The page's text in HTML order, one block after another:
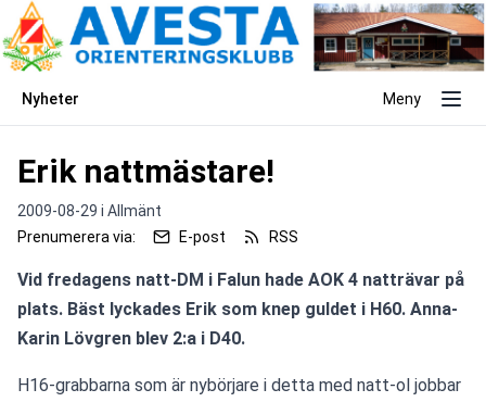
Nyheter Meny
Erik nattmästare!
2009-08-29 i Allmänt
Prenumerera via:
E-post RSS
Vid fredagens natt-DM i Falun hade AOK 4 natträvar på
plats. Bäst lyckades Erik som knep guldet i H60. Anna-
Karin Lövgren blev 2:a i D40.
H16-grabbarna som är nybörjare i detta med natt-ol jobbar